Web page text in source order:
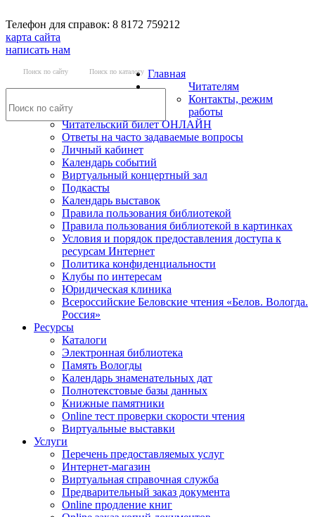
Телефон для справок: 8 8172 759212
карта сайта
написать нам
Поиск по сайту Поиск по каталогу Главная
Читателям
Контакты, режим
работы
Читательский билет ОНЛАЙН
Ответы на часто задаваемые вопросы
Личный кабинет
Календарь событий
Виртуальный концертный зал
Подкасты
Календарь выставок
Правила пользования библиотекой
Правила пользования библиотекой в картинках
Условия и порядок предоставления доступа к
ресурсам Интернет
Политика конфиденциальности
Клубы по интересам
Юридическая клиника
Всероссийские Беловские чтения «Белов. Вологда.
Россия»
Ресурсы
Каталоги
Электронная библиотека
Память Вологды
Календарь знаменательных дат
Полнотекстовые базы данных
Книжные памятники
Online тест проверки скорости чтения
Виртуальные выставки
Услуги
Перечень предоставляемых услуг
Интернет-магазин
Виртуальная справочная служба
Предварительный заказ документа
Online продление книг